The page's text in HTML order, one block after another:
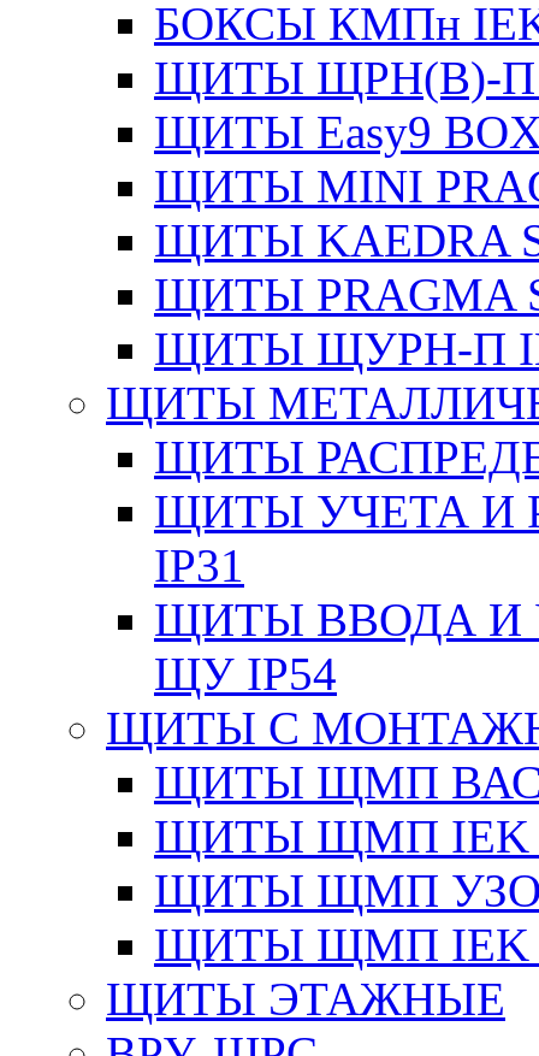
БОКСЫ КМПн
ЩИТЫ ЩРН(В)-П
ЩИТЫ Easy9 BOX
ЩИТЫ MINI
ЩИТЫ KAEDRA
ЩИТЫ PRAGMA
ЩИТЫ ЩУРН-П
ЩИТЫ
ЩИТЫ
ЩИТЫ УЧЕТА И
IP31
ЩИТЫ ВВОДА И
ЩУ IP54
ЩИТЫ С
ЩИТЫ ЩМП ВАС
ЩИТЫ ЩМП IEK
ЩИТЫ ЩМП
ЩИТЫ ЩМП IEK
ЩИТЫ ЭТАЖНЫЕ